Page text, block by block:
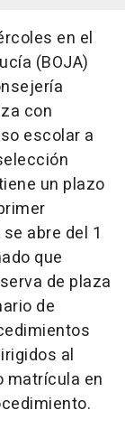
en el
(BOJA)
con
escolar a
un plazo
abre del 1
que
de plaza
de
al
matrícula en